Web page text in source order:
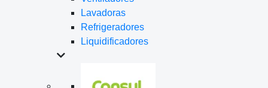
Lavadoras
Refrigeradores
Liquidificadores